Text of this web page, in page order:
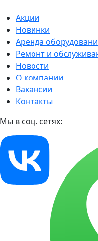
Акции
Новинки
Аренда
Ремонт и
Новости
О компании
Вакансии
Контакты
Мы в соц. сетях: